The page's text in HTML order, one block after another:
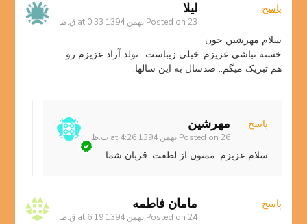
لیلا
Posted on 23 بهمن 1394 at 0:33 ق.ظ
پاسخ
سلام مهرشین جون
خسته نباشی عزیزم..خیلی زیباست.. تولد آراد عزیزم رو
هم تبریک میگم.. صدسال به این سالها.
مهرشین
Posted on 26 بهمن 1394 at 4:26 ب.ظ
پاسخ
سلام عزیزم. ممنون از لطفت. قربان شما.
مامان فاطمه
Posted on 24 بهمن 1394 at 6:19 ق.ظ
پاسخ